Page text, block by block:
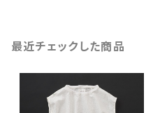
最近チェックした商品